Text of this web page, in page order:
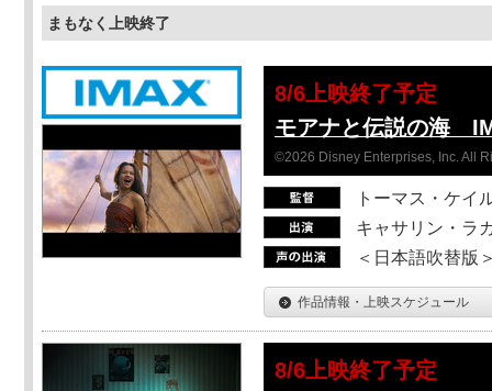
まもなく上映終了
8/6上映終了予定
モアナと伝説の海
©2026 Disney Enterprises, Inc. All
トーマス・ケイ
キャサリン・ラ
＜日本語吹替版
作品情報・上映スケジュール
8/6上映終了予定